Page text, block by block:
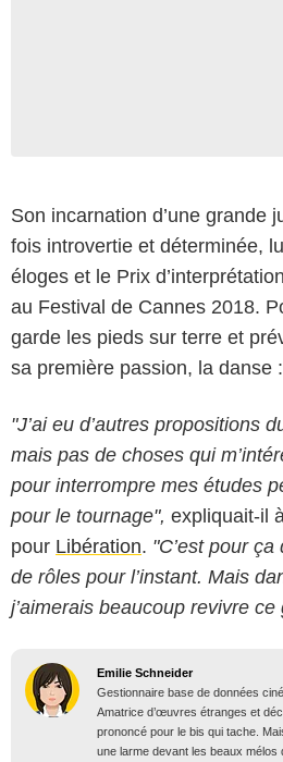
Son incarnation d’une grande
fois introvertie et déterminée,
éloges et le Prix
au Festival de Cannes 2018.
garde les pieds sur terre et
sa première passion, la danse :
"J’ai eu d’autres propositions
mais pas de choses qui
pour interrompre mes études
pour le tournage", expliquait-il
pour Libération. "C’est pour
de rôles pour l’instant. Mais
j’aimerais beaucoup revivre ce
Emilie Schneider
Gestionnaire base de données
Amatrice d’œuvres étranges et
prononcé pour le bis qui tache.
une larme devant les beaux